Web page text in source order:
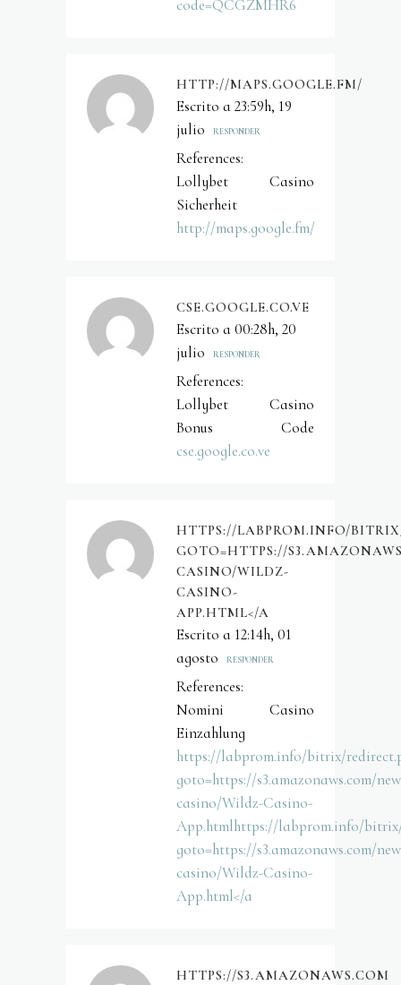
code=QCGZMHR6
HTTP://MAPS.GOOGLE.FM/
Escrito a 23:59h, 19
julio
RESPONDER
References:
Lollybet Casino
Sicherheit
http://maps.google.fm/
CSE.GOOGLE.CO.VE
Escrito a 00:28h, 20
julio
RESPONDER
References:
Lollybet Casino
Bonus Code
cse.google.co.ve
HTTPS://LABPROM.INFO/
GOTO=HTTPS://
CASINO/WILDZ-
CASINO-
APP.HTML</A
Escrito a 12:14h, 01
agosto
RESPONDER
References:
Nomini Casino
Einzahlung
https://labprom.info/bitrix/
goto=https://s3.amazonaws.com/
casino/Wildz-Casino-
App.htmlhttps://labprom.info/
goto=https://s3.amazonaws.com/
casino/Wildz-Casino-
App.html</a
HTTPS://S3.AMAZONAWS.COM